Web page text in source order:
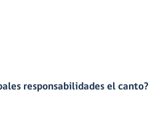
responsabilidades el canto?